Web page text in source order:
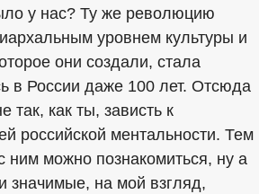
у нас? Ту же революцию
уровнем культуры и
они создали, стала
в России даже 100 лет. Отсюда
так, как ты, зависть к
российской ментальности. Тем
ним можно познакомиться, ну а
значимые, на мой взгляд,